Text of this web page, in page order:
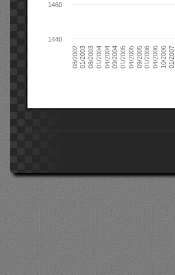
08/200201/200308/200301/200404/200409/200401/200504/200509/200501/200604/200610/200601/2007
1440
1460